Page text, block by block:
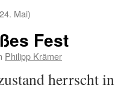
Mai)
Fest
Philipp Krämer
herrscht